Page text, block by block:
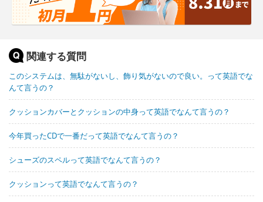
関連する質問
このシステムは、無駄がないし、飾り気がないので良い。って英語でな
んて言うの？
クッションカバーとクッションの中身って英語でなんて言うの？
今年買ったCDで一番だって英語でなんて言うの？
シューズのスペルって英語でなんて言うの？
クッションって英語でなんて言うの？